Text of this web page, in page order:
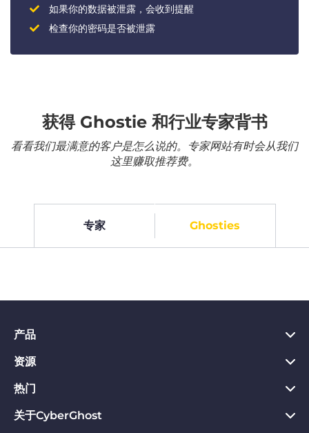
如果你的数据被泄露，会收到提醒
检查你的密码是否被泄露
获得 Ghostie 和行业专家背书
看看我们最满意的客户是怎么说的。专家网站有时会从我们
这里赚取推荐费。
专家 Ghosties
产品
PC VPN应用
Chrome VPN应用
Mac VPN应用
资源
VPN是什么
Privacy Hub
热门
CyberGhost VPN评价
关于CyberGhost